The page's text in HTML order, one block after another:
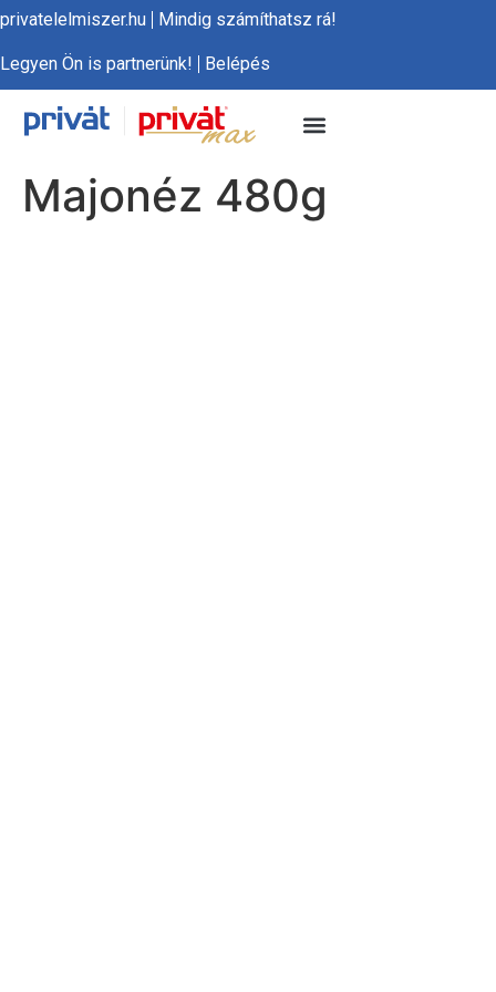
privatelelmiszer.hu Mindig számíthatsz rá!
Legyen Ön is partnerünk! Belépés
Majonéz 480g